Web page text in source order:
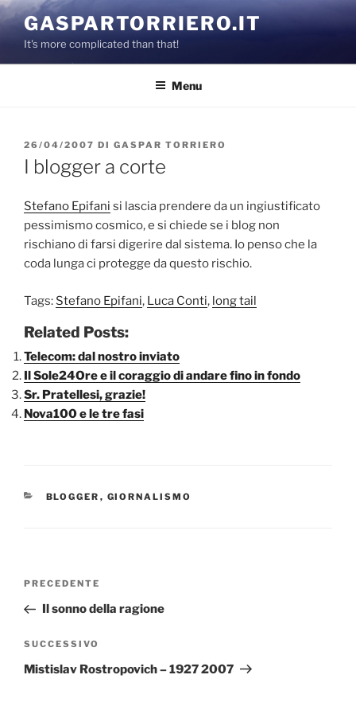
Salta
al
contenuto
GASPARTORRIERO.IT
It's more complicated than that!
Menu
PUBBLICATO
IL
26/04/2007 DI GASPAR TORRIERO
I blogger a corte
Stefano Epifani si lascia prendere da un ingiustificato
pessimismo cosmico, e si chiede se i blog non
rischiano di farsi digerire dal sistema. Io penso che la
coda lunga ci protegge da questo rischio.
Tags: Stefano Epifani, Luca Conti, long tail
Related Posts:
Telecom: dal nostro inviato
Il Sole24Ore e il coraggio di andare fino in fondo
Sr. Pratellesi, grazie!
Nova100 e le tre fasi
CATEGORIE
BLOGGER , GIORNALISMO
Navigazione
Articolo
precedente:
PRECEDENTE
Il sonno della ragione
Articolo
successivo
SUCCESSIVO
Mistislav Rostropovich – 1927 2007